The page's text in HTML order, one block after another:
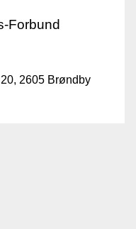
Forbund
2605 Brøndby